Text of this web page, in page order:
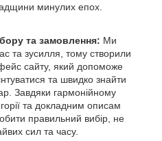
минулих епох.
та замовлення: Ми
та зусилля, тому створили
сайту, який допоможе
та швидко знайти
Завдяки гармонійному
та докладним описам
правильний вибір, не
сил та часу.